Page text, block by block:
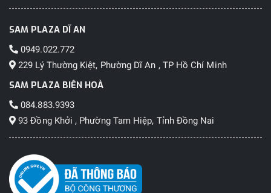
SAM PLAZA DĨ AN
0949.022.772
229 Lý Thường Kiệt, Phường Dĩ An , TP Hồ Chí Minh
SAM PLAZA BIÊN HOÀ
084.883.9393
93 Đồng Khởi , Phường Tam Hiệp, Tỉnh Đồng Nai